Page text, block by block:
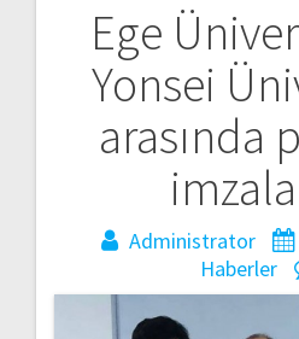
Ege
Yonsei
arasında
Administrator
Haberler
Yazı
gezinmesi